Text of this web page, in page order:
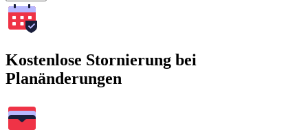
Kostenlose Stornierung bei
Planänderungen